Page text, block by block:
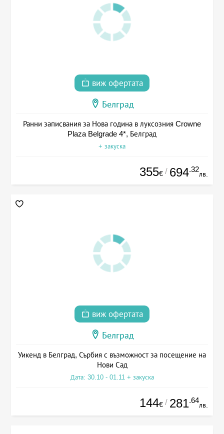
виж офертата
Белград
Ранни записвания за Нова година в луксозния Crowne
Plaza Belgrade 4*, Белград
+ закуска
355€ / 694.32
лв.
виж офертата
Белград
Уикенд в Белград, Сърбия с възможност за посещение на
Нови Сад
Дата: 30.10 - 01.11 + закуска
144€ / 281.64
лв.